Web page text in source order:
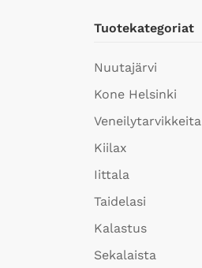
Tuotekategoriat
Nuutajärvi
Kone Helsinki
Veneilytarvikkeita
Kiilax
Iittala
Taidelasi
Kalastus
Sekalaista